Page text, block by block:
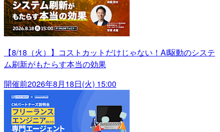
【8/18（火）】コストカットだけじゃない！AI駆動のシステ
ム刷新がもたらす本当の効果
開催前2026年8月18日(火) 15:00